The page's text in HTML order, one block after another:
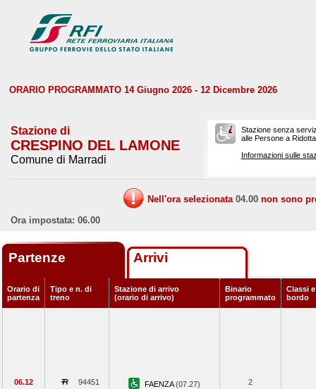
ORARIO PROGRAMMATO 14 Giugno 2026 - 12 Dicembre 2026
Stazione di
CRESPINO DEL LAMONE
Comune di Marradi
Stazione senza
alle Persone a
Informazioni sulle
Nell'ora selezionata 04.00 non sono
Ora impostata: 06.00
Partenze Arrivi
Orario di
partenza
Tipo e n. di
treno
Stazione di arrivo
(orario di arrivo)
Binario
programmato
Classi
bordo
06.12 94451 FAENZA(07.27) 2